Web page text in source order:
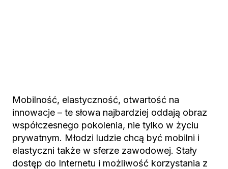
Mobilność, elastyczność, otwartość na
innowacje – te słowa najbardziej oddają obraz
współczesnego pokolenia, nie tylko w życiu
prywatnym. Młodzi ludzie chcą być mobilni i
elastyczni także w sferze zawodowej. Stały
dostęp do Internetu i możliwość korzystania z